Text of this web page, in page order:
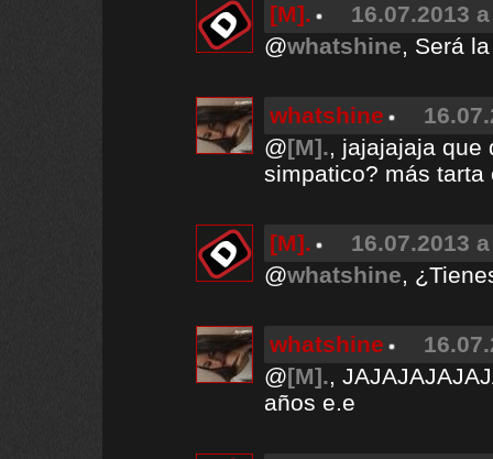
[M].
16.07.2013
@whatshine, Será
whatshine
@[M]., jajajajaja que
simpatico? más tarta
[M].
16.07.2013
@whatshine,
whatshine
@[M].,
años e.e